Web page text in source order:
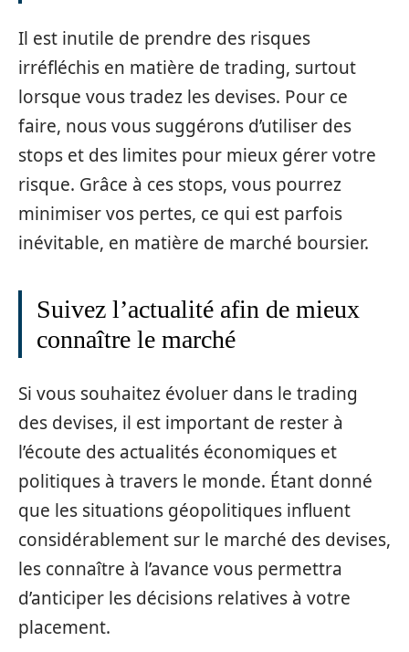
Il est inutile de prendre des risques
irréfléchis en matière de trading, surtout
lorsque vous tradez les devises. Pour ce
faire, nous vous suggérons d’utiliser des
stops et des limites pour mieux gérer votre
risque. Grâce à ces stops, vous pourrez
minimiser vos pertes, ce qui est parfois
inévitable, en matière de marché boursier.
Suivez l’actualité afin de mieux
connaître le marché
Si vous souhaitez évoluer dans le trading
des devises, il est important de rester à
l’écoute des actualités économiques et
politiques à travers le monde. Étant donné
que les situations géopolitiques influent
considérablement sur le marché des devises,
les connaître à l’avance vous permettra
d’anticiper les décisions relatives à votre
placement.